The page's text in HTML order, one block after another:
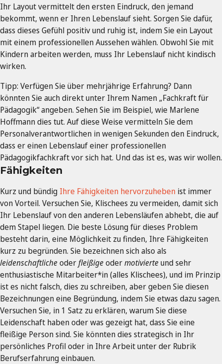
Ihr Layout vermittelt den ersten Eindruck, den jemand
bekommt, wenn er Ihren Lebenslauf sieht. Sorgen Sie dafür,
dass dieses Gefühl positiv und ruhig ist, indem Sie ein Layout
mit einem professionellen Aussehen wählen. Obwohl Sie mit
Kindern arbeiten werden, muss Ihr Lebenslauf nicht kindisch
wirken.
Tipp: Verfügen Sie über mehrjährige Erfahrung? Dann
könnten Sie auch direkt unter Ihrem Namen „Fachkraft für
Pädagogik“ angeben. Sehen Sie im Beispiel, wie Marlene
Hoffmann dies tut. Auf diese Weise vermitteln Sie dem
Personalverantwortlichen in wenigen Sekunden den Eindruck,
dass er einen Lebenslauf einer professionellen
Pädagogikfachkraft vor sich hat. Und das ist es, was wir wollen.
Fähigkeiten
Kurz und bündig Ihre Fähigkeiten hervorzuheben ist immer
von Vorteil. Versuchen Sie, Klischees zu vermeiden, damit sich
Ihr Lebenslauf von den anderen Lebensläufen abhebt, die auf
dem Stapel liegen. Die beste Lösung für dieses Problem
besteht darin, eine Möglichkeit zu finden, Ihre Fähigkeiten
kurz zu begründen. Sie bezeichnen sich also als
leidenschaftlicheoderfleißigeodermotivierteund sehr
enthusiastische Mitarbeiter*in (alles Klischees), und im Prinzip
ist es nicht falsch, dies zu schreiben, aber geben Sie diesen
Bezeichnungen eine Begründung, indem Sie etwas dazu sagen.
Versuchen Sie, in 1 Satz zu erklären, warum Sie diese
Leidenschaft haben oder was gezeigt hat, dass Sie eine
fleißige Person sind. Sie könnten dies strategisch in Ihr
persönliches Profil oder in Ihre Arbeit unter der Rubrik
Berufserfahrung einbauen.